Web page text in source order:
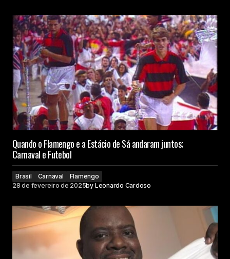
Quando o Flamengo e a Estácio de Sá andaram juntos;
Carnaval e Futebol
Brasil Carnaval
Flamengo
28 de fevereiro de 2025by Leonardo Cardoso